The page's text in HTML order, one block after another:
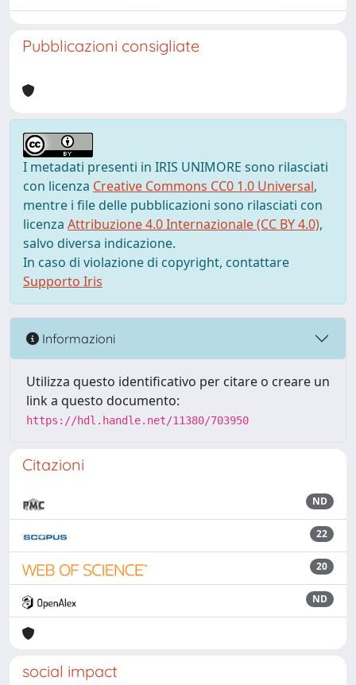
Pubblicazioni consigliate
I metadati presenti in IRIS UNIMORE sono rilasciati
con licenza Creative Commons CC0 1.0 Universal,
mentre i file delle pubblicazioni sono rilasciati con
licenza Attribuzione 4.0 Internazionale (CC BY 4.0),
salvo diversa indicazione.
In caso di violazione di copyright, contattare
Supporto Iris
Informazioni
Utilizza questo identificativo per citare o creare un
link a questo documento:
https://hdl.handle.net/11380/703950
Citazioni
ND
22
20
ND
social impact